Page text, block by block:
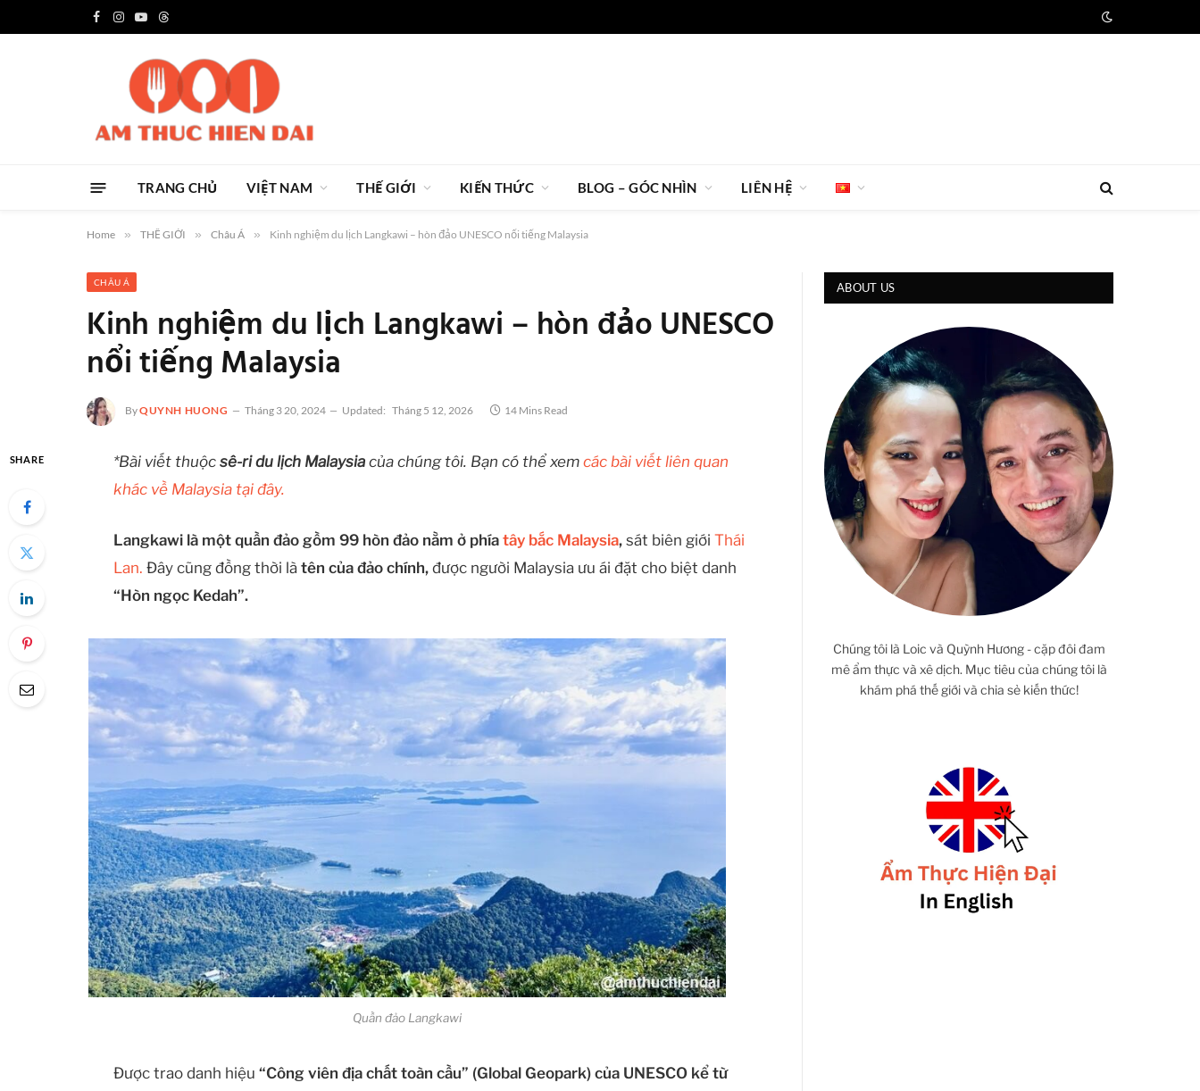
Facebook
Instagram
YouTubeThreads
TRANG CHỦ VIỆT NAM THẾ GIỚI KIẾN THỨC BLOG – GÓC NHÌN LIÊN HỆ
Home » THẾ GIỚI » Châu Á » Kinh nghiệm du lịch Langkawi – hòn đảo UNESCO nổi tiếng Malaysia
CHÂU Á
Kinh nghiệm du lịch Langkawi – hòn đảo UNESCO
nổi tiếng Malaysia
ByQUYNH HUONG Tháng 3 20, 2024 Updated: Tháng 5 12, 2026 14 Mins Read
SHARE *Bài viết thuộcsê-ri du lịch Malaysia của chúng tôi. Bạn có thể xemcác bài viết liên quan
khác về Malaysia tại đây.
Langkawi là một quần đảo gồm 99 hòn đảo nằm ở phíatây bắc Malaysia, sát biên giớiThái
Lan. Đây cũng đồng thời làtên của đảo chính, được người Malaysia ưu ái đặt cho biệt danh
“Hòn ngọc Kedah”.
Quần đảo Langkawi
Được trao danh hiệu“Công viên địa chất toàn cầu” (Global Geopark) của UNESCO kể từ
ABOUT US
Chúng tôi là Loic và Quỳnh Hương - cặp đôi đam
mê ẩm thực và xê dịch. Mục tiêu của chúng tôi là
khám phá thế giới và chia sẻ kiến thức!